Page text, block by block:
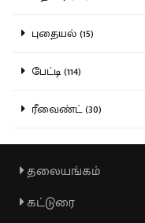
புதையல் (15)
பேட்டி (114)
ரீவைண்ட் (30)
தலையங்கம்
கட்டுரை